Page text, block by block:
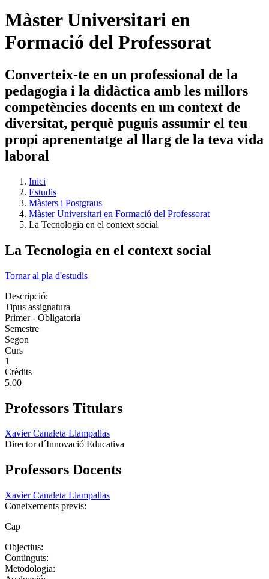
Màster Universitari en
Formació del Professorat
Converteix-te en un professional de la
pedagogia i la didàctica amb les millors
competències docents en un context de
diversitat, perquè puguis assumir el teu
propi aprenentatge al llarg de la teva vida
laboral
Inici
Estudis
Màsters i Postgraus
Màster Universitari en Formació del Professorat
La Tecnologia en el context social
La Tecnologia en el context social
Tornar al pla d'estudis
Descripció:
Tipus assignatura
Primer - Obligatoria
Semestre
Segon
Curs
1
Crèdits
5.00
Professors Titulars
Xavier Canaleta Llampallas
Director d´Innovació Educativa
Professors Docents
Xavier Canaleta Llampallas
Coneixements previs:
Cap
Objectius:
Continguts:
Metodologia: